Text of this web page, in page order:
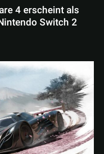
4 erscheint als
Switch 2